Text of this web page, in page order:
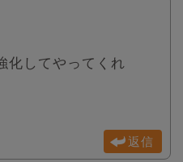
化してやってくれ
返信